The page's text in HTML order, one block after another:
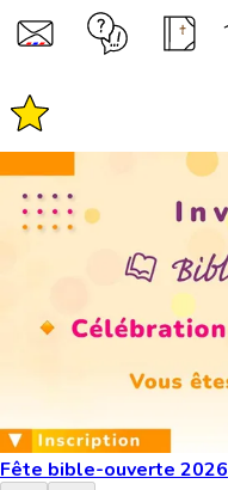
Fête bible-ouverte 2026